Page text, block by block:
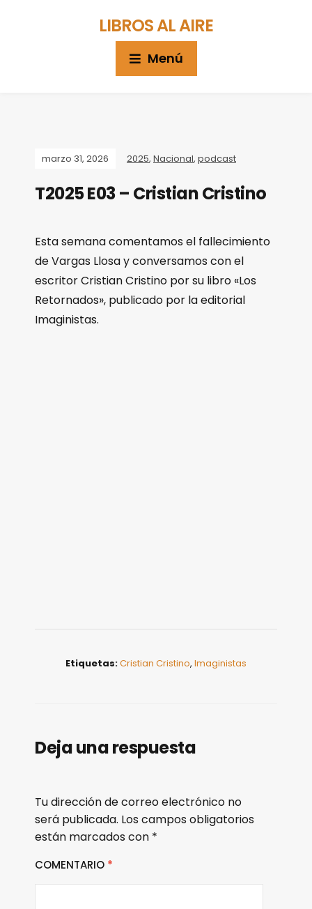
LIBROS AL AIRE
Menú
marzo 31, 2026 2025, Nacional, podcast
T2025 E03 – Cristian Cristino
Esta semana comentamos el fallecimiento
de Vargas Llosa y conversamos con el
escritor Cristian Cristino por su libro «Los
Retornados», publicado por la editorial
Imaginistas.
Etiquetas:Cristian Cristino, Imaginistas
Deja una respuesta
Tu dirección de correo electrónico no
será publicada. Los campos obligatorios
están marcados con *
COMENTARIO *